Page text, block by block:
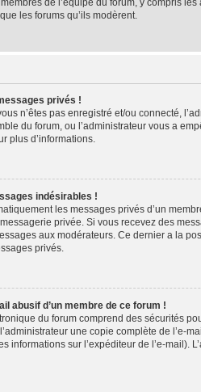
les forums qu’ils modèrent.
privés !
n’êtes pas enregistré et/ou connecté,
du forum, ou l’administrateur vous a
plus d’informations.
indésirables !
les messages privés d’un
privée. Si vous recevez des
aux modérateurs. Ce dernier a la
privés.
abusif d’un membre de ce forum !
du forum comprend des sécurités
une copie complète de l’e-
informations sur l’expéditeur de l’e-mail).